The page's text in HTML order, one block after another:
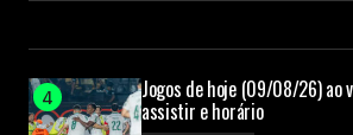
Jogos de hoje (09/08/26) ao
assistir e horário